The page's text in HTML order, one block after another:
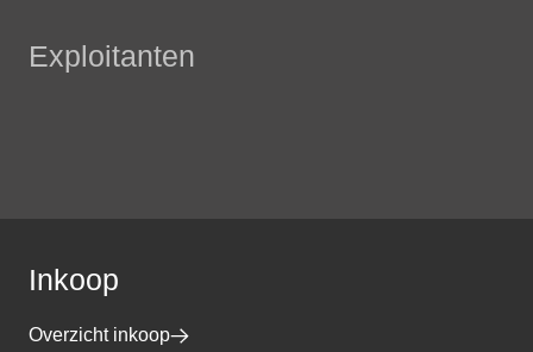
Exploitanten
Inkoop
Overzicht inkoop